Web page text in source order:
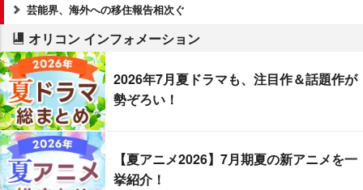
芸能界、海外への移住報告相次ぐ
オリコン インフォメーション
2026年7月夏ドラマも、注目作＆話題作が
勢ぞろい！
【夏アニメ2026】7月期夏の新アニメを一
挙紹介！